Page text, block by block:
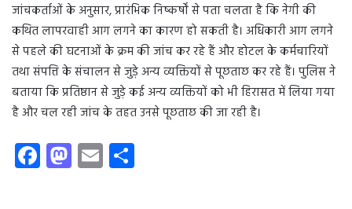
जांचकर्ताओं के अनुसार, प्रारंभिक निष्कर्षों से पता चलता है कि नेगी की
कथित लापरवाही आग लगने का कारण हो सकती है। अधिकारी आग लगने
से पहले की घटनाओं के क्रम की जांच कर रहे हैं और होटल के कर्मचारियों
तथा संपत्ति के संचालन से जुड़े अन्य व्यक्तियों से पूछताछ कर रहे हैं। पुलिस ने
बताया कि प्रतिष्ठान से जुड़े कई अन्य व्यक्तियों को भी हिरासत में लिया गया
है और चल रही जांच के तहत उनसे पूछताछ की जा रही है।
Fa
ce
M
as
E
m